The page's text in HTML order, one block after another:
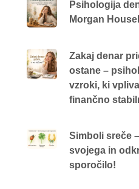
Psihologija
Morgan Housel
Zakaj denar
ostane –
vzroki, ki
finančno
Simboli sreče
svojega in
sporočilo!